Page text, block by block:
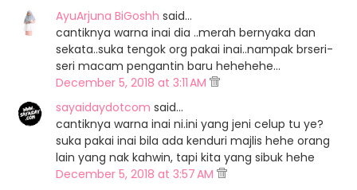
AyuArjuna BiGoshh said…
cantiknya warna inai dia ..merah bernyaka dan
sekata..suka tengok org pakai inai..nampak brseri-
seri macam pengantin baru hehehehe...
December 5, 2018 at 3:11 AM
sayaidaydotcom said…
cantiknya warna inai ni.ini yang jeni celup tu ye?
suka pakai inai bila ada kenduri majlis hehe orang
lain yang nak kahwin, tapi kita yang sibuk hehe
December 5, 2018 at 3:57 AM